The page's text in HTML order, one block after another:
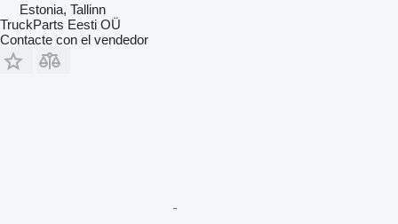
Estonia, Tallinn
TruckParts Eesti OÜ
Contacte con el vendedor